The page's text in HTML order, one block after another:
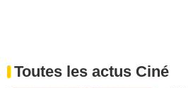
Toutes les actus Ciné